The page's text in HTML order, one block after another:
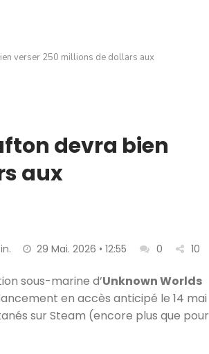
verser 250 millions de dollars aux
devra bien
aux
29 Mai. 2026 • 12:55 0 10
sous-marine d’Unknown Worlds
en accès anticipé le 14 mai
sur Steam (encore plus que pour